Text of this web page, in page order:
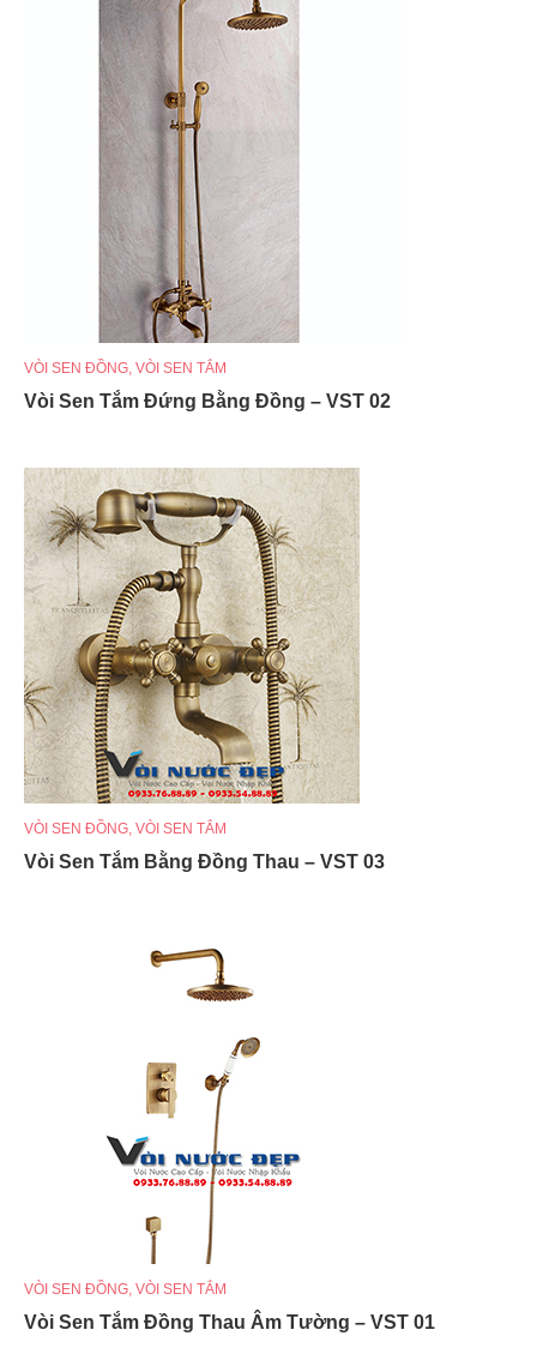
VÒI SEN ĐỒNG, VÒI SEN TẮM
Vòi Sen Tắm Đứng Bằng Đồng – VST 02
VÒI SEN ĐỒNG, VÒI SEN TẮM
Vòi Sen Tắm Bằng Đồng Thau – VST 03
VÒI SEN ĐỒNG, VÒI SEN TẮM
Vòi Sen Tắm Đồng Thau Âm Tường – VST 01